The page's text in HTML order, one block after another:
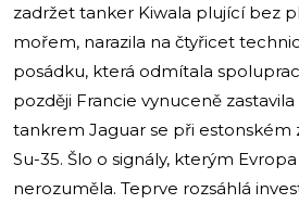
zadržet tanker Kiwala plující bez
mořem, narazila na čtyřicet
posádku, která odmítala
později Francie vynuceně
tankrem Jaguar se při estonském
Su-35. Šlo o signály, kterým
nerozuměla. Teprve rozsáhlá